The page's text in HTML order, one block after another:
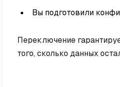
Вы подготовили
Переключение
того, сколько данных